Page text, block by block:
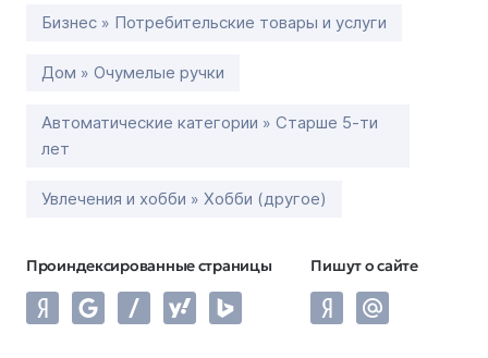
Бизнес » Потребительские товары и услуги
Дом » Очумелые ручки
Автоматические категории » Старше 5-ти
лет
Увлечения и хобби » Хобби (другое)
Проиндексированные страницы Пишут о сайте